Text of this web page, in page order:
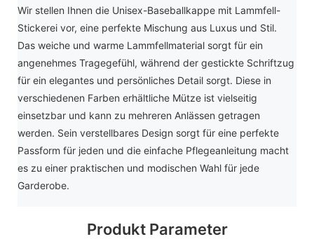
Wir stellen Ihnen die Unisex-Baseballkappe mit Lammfell-
Stickerei vor, eine perfekte Mischung aus Luxus und Stil.
Das weiche und warme Lammfellmaterial sorgt für ein
angenehmes Tragegefühl, während der gestickte Schriftzug
für ein elegantes und persönliches Detail sorgt. Diese in
verschiedenen Farben erhältliche Mütze ist vielseitig
einsetzbar und kann zu mehreren Anlässen getragen
werden. Sein verstellbares Design sorgt für eine perfekte
Passform für jeden und die einfache Pflegeanleitung macht
es zu einer praktischen und modischen Wahl für jede
Garderobe.
Produkt Parameter